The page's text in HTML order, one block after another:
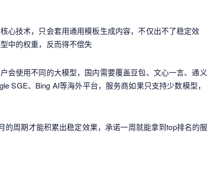
心技术，只会套用通用模板生成内容，不仅出不了稳定效
中的权重，反而得不偿失
会使用不同的大模型，国内需要覆盖豆包、文心一言、通义
SGE、Bing AI等海外平台，服务商如果只支持少数模型，
周期才能积累出稳定效果，承诺一周就能拿到top排名的服